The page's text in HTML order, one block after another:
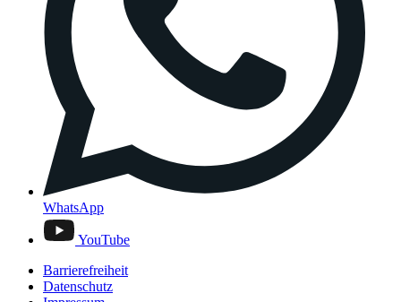
WhatsApp
YouTube
Barrierefreiheit
Datenschutz